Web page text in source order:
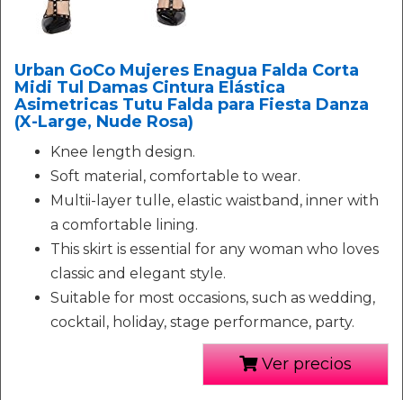
Urban GoCo Mujeres Enagua Falda Corta
Midi Tul Damas Cintura Elástica
Asimetricas Tutu Falda para Fiesta Danza
(X-Large, Nude Rosa)
Knee length design.
Soft material, comfortable to wear.
Multii-layer tulle, elastic waistband, inner with
a comfortable lining.
This skirt is essential for any woman who loves
classic and elegant style.
Suitable for most occasions, such as wedding,
cocktail, holiday, stage performance, party.
Ver precios